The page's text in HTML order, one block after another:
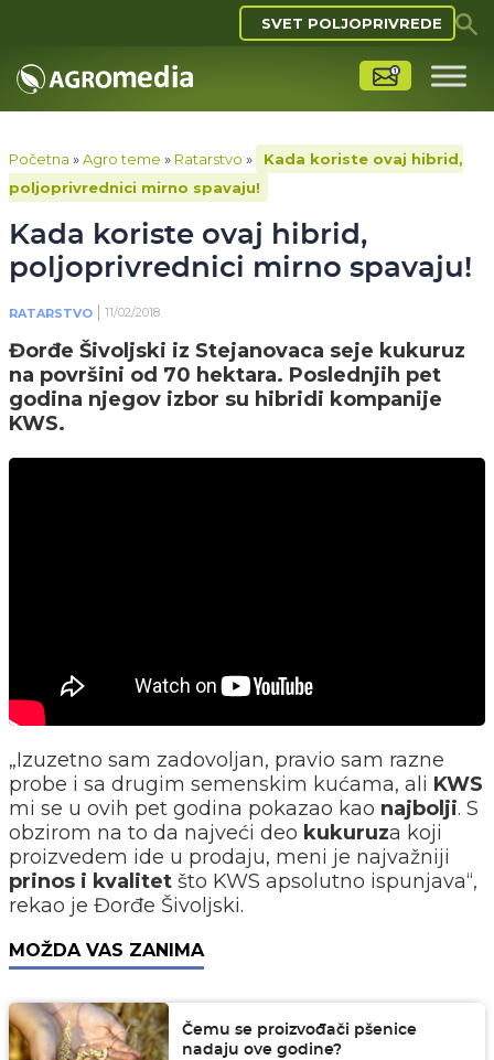
SVET POLJOPRIVREDE
Početna »Agro teme » Ratarstvo »
Kada koriste ovaj hibrid,
poljoprivrednici mirno spavaju!
Kada koriste ovaj hibrid,
poljoprivrednici mirno spavaju!
RATARSTVO 11/02/2018
Đorđe Šivoljski iz Stejanovaca seje kukuruz
na površini od 70 hektara. Poslednjih pet
godina njegov izbor su hibridi kompanije
KWS.
„Izuzetno sam zadovoljan, pravio sam razne
probe i sa drugim semenskim kućama, ali KWS
mi se u ovih pet godina pokazao kao najbolji. S
obzirom na to da najveći deo kukuruza koji
proizvedem ide u prodaju, meni je najvažniji
prinos i kvalitet što KWS apsolutno ispunjava“,
rekao je Đorđe Šivoljski.
MOŽDA VAS ZANIMA
Čemu se proizvođači pšenice
nadaju ove godine?